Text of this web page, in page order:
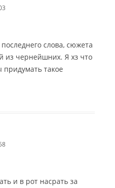
слова, сюжета
чернейшних. Я хз что
придумать такое
и в рот насрать за